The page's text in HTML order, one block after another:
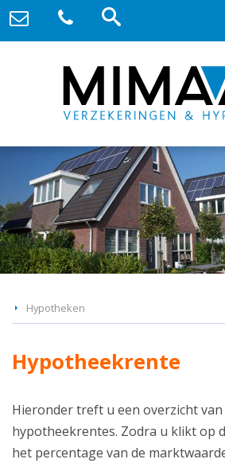
Hypotheken
Hypotheekrente
Hieronder treft u een overzicht van
hypotheekrentes. Zodra u klikt op
het percentage van de